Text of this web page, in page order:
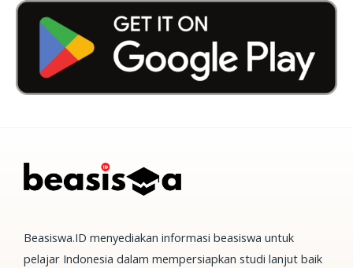
Beasiswa.ID menyediakan informasi beasiswa untuk
pelajar Indonesia dalam mempersiapkan studi lanjut baik